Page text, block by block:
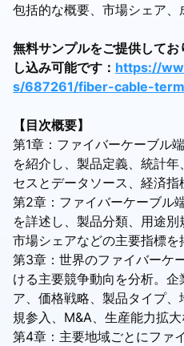
包括的な概要、市場シェア、
無料サンプルをご提供して
し込み可能です： https://
s/687261/fiber-cable-
【目次概要】
第1章：ファイバーケーブル
を紹介し、製品定義、統計
セスとデータソース、経済指
第2章：ファイバーケーブル
を詳述し、製品分類、用途別
市場シェアなどの主要指標を
第3章：世界のファイバーケ
ける主要競争動向を分析。
ア、価格戦略、製品タイプ
規参入、M&A、生産能力拡大
第4章：主要地域ごとにファ